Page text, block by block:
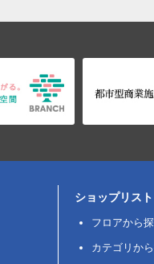
ショップリスト
フロアから
カテゴリか